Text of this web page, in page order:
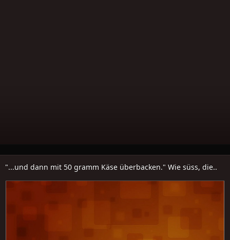
"...und dann mit 50 gramm Käse überbacken." Wie süss, die..